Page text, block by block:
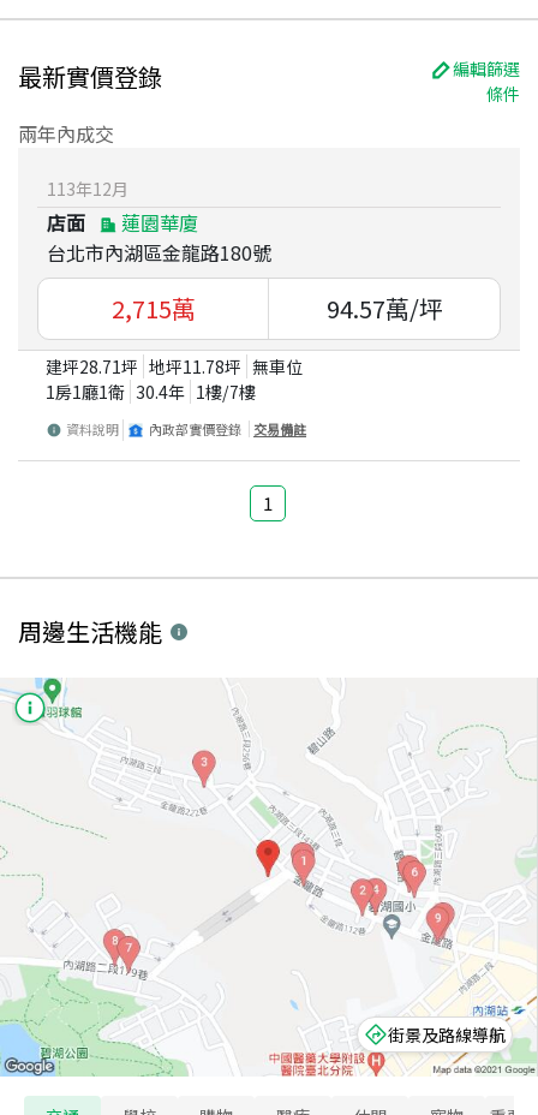
最新實價登錄
編輯篩選
條件
兩年內成交
113年12月
店面
蓮園華廈
台北市內湖區金龍路180號
2,715萬 94.57萬/坪
建坪28.71坪 地坪11.78坪 無車位
1房1廳1衛 30.4年 1樓/7樓
資料說明 內政部實價登錄 交易備註
1
周邊生活機能
街景及路線導航